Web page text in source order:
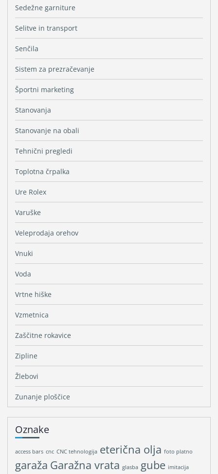
Sedežne garniture
Selitve in transport
Senčila
Sistem za prezračevanje
Športni marketing
Stanovanja
Stanovanje na obali
Tehnični pregledi
Toplotna črpalka
Ure Rolex
Varuške
Veleprodaja orehov
Vnuki
Voda
Vrtne hiške
Vzmetnica
Zaščitne rokavice
Zipline
Žlebovi
Zunanje ploščice
Oznake
access bars cnc CNC tehnologija eterična olja foto platno
garaža Garažna vrata glasba gube imitacija